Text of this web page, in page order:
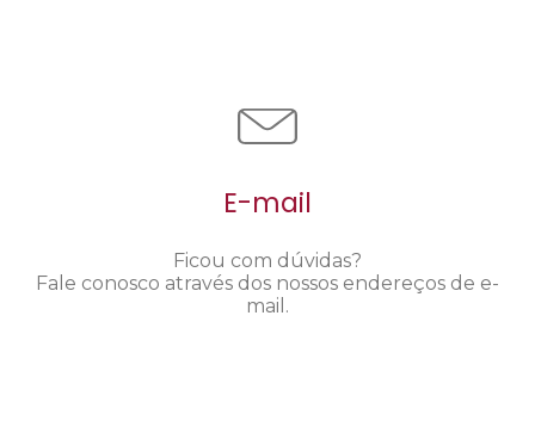
E-mail
Ficou com dúvidas?
Fale conosco através dos nossos endereços de e-
mail.